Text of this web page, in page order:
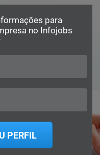
para
no Infojobs